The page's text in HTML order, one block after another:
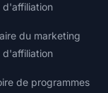
d'affiliation
du marketing
d'affiliation
de programmes